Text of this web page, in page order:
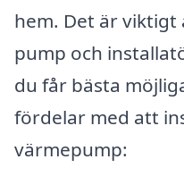
hem. Det är
pump och
du får bästa
fördelar med att
värmepump: